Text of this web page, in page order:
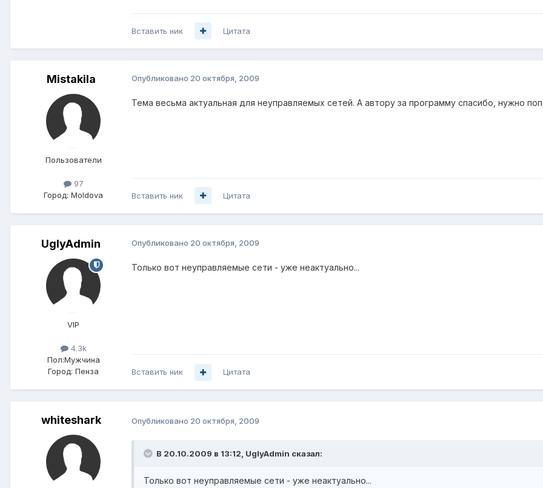
Вставить ник Цитата
Mistakila
Пользователи
97
Город: Moldova
Опубликовано 20 октября, 2009
Тема весьма актуальная для неуправляемых сетей. А автору за программу спасибо, нужно
Вставить ник Цитата
UglyAdmin
VIP
4.3k
Пол:Мужчина
Город: Пенза
Опубликовано 20 октября, 2009
Только вот неуправляемые сети - уже неактуально...
Вставить ник Цитата
whiteshark Опубликовано 20 октября, 2009
В 20.10.2009 в 13:12, UglyAdmin сказал:
Только вот неуправляемые сети - уже неактуально...